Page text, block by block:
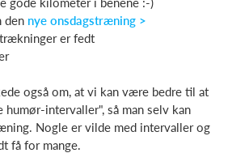
den nye onsdagstræning >
er fedt
også om, at vi kan være bedre til at
intervaller", så man selv kan
Nogle er vilde med intervaller og
få for mange.